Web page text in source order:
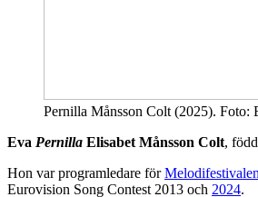
Pernilla Månsson Colt (2025). Foto:
Eva Pernilla Elisabet Månsson Colt, född
Hon var programledare för
Eurovision Song Contest 2013 och 2024.